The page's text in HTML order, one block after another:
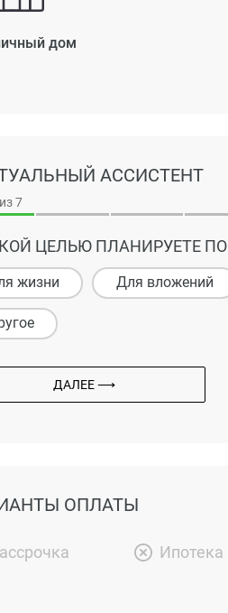
дом
АССИСТЕНТ
из 7
ЦЕЛЬЮ ПЛАНИРУЕТЕ
жизни Для вложений
ДАЛЕЕ ⟶
ОПЛАТЫ
Ипотека